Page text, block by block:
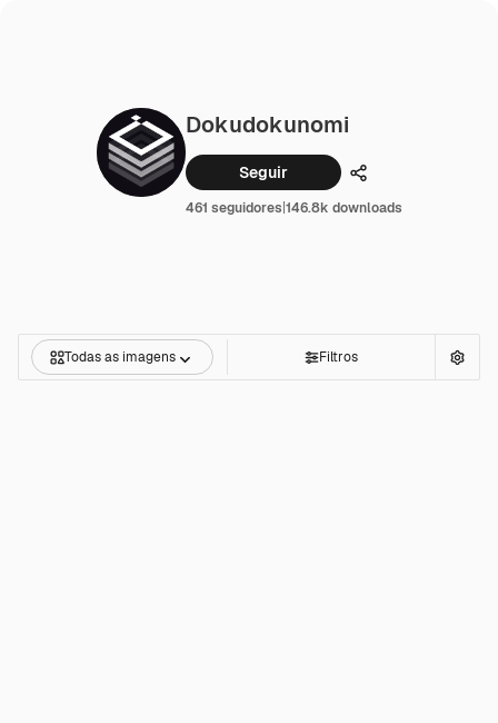
Dokudokunomi
Seguir Compartilhar
461 seguidores|146.8k downloads
Todas as imagens Filtros